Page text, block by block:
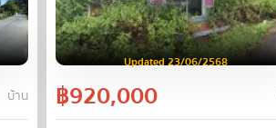
บ้าน
Updated 23/06/2568
฿920,000